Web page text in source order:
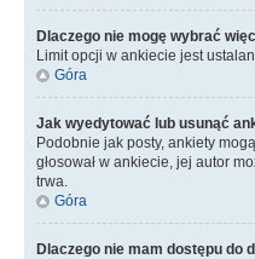
Dlaczego nie mogę wybrać
Limit opcji w ankiecie jest
Góra
Jak wyedytować lub usunąć
Podobnie jak posty, ankiety
głosował w ankiecie, jej autor
trwa.
Góra
Dlaczego nie mam dostępu do